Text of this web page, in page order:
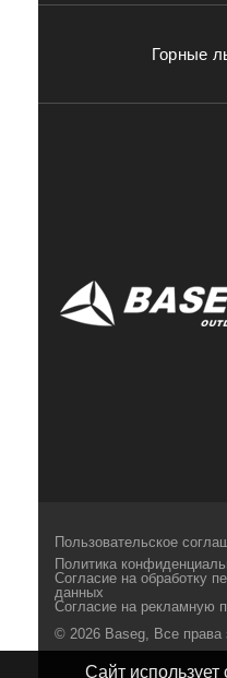
Горные
Пользовательское
Политика
Согласие на обработку
данных
Согласие на рекламную
© 2026 Baseg, Все
Сайт